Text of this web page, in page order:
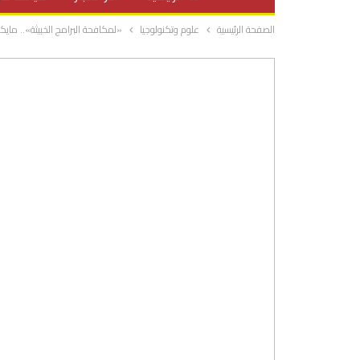
صحة وتغذية
المرأة والحياة الصفحة الرئيسية علوم وتكنولوجيا «لمكافحة البرامج الخبيثة»..